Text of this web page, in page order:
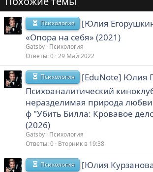
Психология
[Юлия
«Опора на себя» (2021)
Gatsby Психология
Ответы 0 29 Май 2022
Психология
[EduNote] Юлия
Психоаналитический
неразделимая природа любви
ф "Убить Билла: Кровавое
(2026)
Gatsby Психология
Ответы 0 Вторник в 19:38
Психология
[Юлия